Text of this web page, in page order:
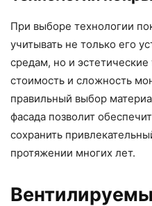
При выборе технологии
учитывать не только его
средам, но и
стоимость и сложность
правильный выбор
фасада позволит
сохранить
протяжении многих лет.